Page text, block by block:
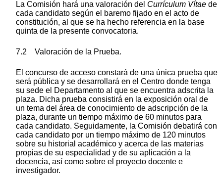
La Comisión hará una valoración del Currículum Vítae de
cada candidato según el baremo fijado en el acto de
constitución, al que se ha hecho referencia en la base
quinta de la presente convocatoria.
7.2 Valoración de la Prueba.
El concurso de acceso constará de una única prueba que
será pública y se desarrollará en el Centro donde tenga
su sede el Departamento al que se encuentra adscrita la
plaza. Dicha prueba consistirá en la exposición oral de
un tema del área de conocimiento de adscripción de la
plaza, durante un tiempo máximo de 60 minutos para
cada candidato. Seguidamente, la Comisión debatirá con
cada candidato por un tiempo máximo de 120 minutos
sobre su historial académico y acerca de las materias
propias de su especialidad y de su aplicación a la
docencia, así como sobre el proyecto docente e
investigador.